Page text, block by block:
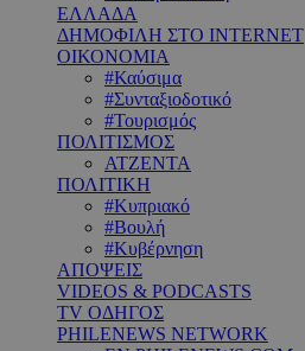
ΕΛΛΑΔΑ
ΔΗΜΟΦΙΛΗ ΣΤΟ INTERNET
ΟΙΚΟΝΟΜΙΑ
#Καύσιμα
#Συνταξιοδοτικό
#Τουρισμός
ΠΟΛΙΤΙΣΜΟΣ
ΑΤΖΕΝΤΑ
ΠΟΛΙΤΙΚΗ
#Κυπριακό
#Βουλή
#Κυβέρνηση
ΑΠΟΨΕΙΣ
VIDEOS & PODCASTS
TV ΟΔΗΓΟΣ
PHILENEWS NETWORK